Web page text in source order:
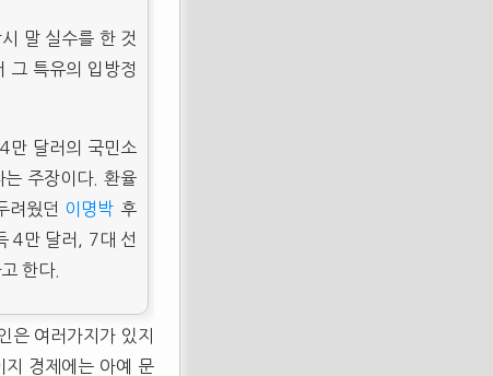
말 실수를 한 것
그 특유의 입방정
만 달러의 국민소
는 주장이다. 환율
려웠던 이명박 후
4만 달러, 7대 선
한다.
은 여러가지가 있지
지 경제에는 아예 문